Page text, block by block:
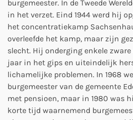
burgemeester. In de Tweede
in het verzet. Eind 1944 werd hij
het concentratiekamp
overleefde het kamp, maar zijn
slecht. Hij onderging enkele
jaar in het gips en uiteindelijk
lichamelijke problemen. In 1968
burgemeester van de gemeente
met pensioen, maar in 1980 was
korte tijd waarnemend